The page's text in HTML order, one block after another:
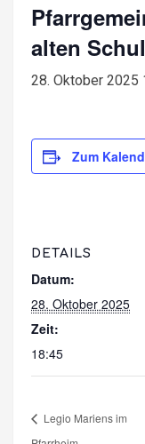
alten
28. Oktober 2025
Zum
DETAILS
Datum:
28. Oktober 2025
Zeit:
18:45
Legio Mariens im